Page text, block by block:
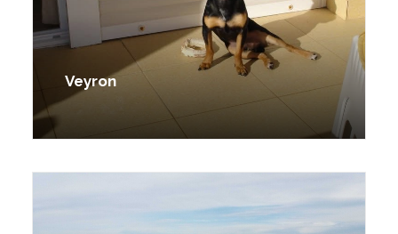
Veyron